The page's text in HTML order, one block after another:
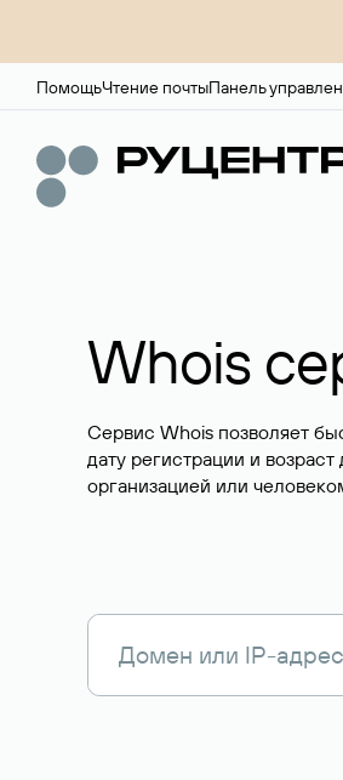
ПомощьЧтение почтыПанель
Whois
Сервис Whois позволяет
дату регистрации и
организацией или